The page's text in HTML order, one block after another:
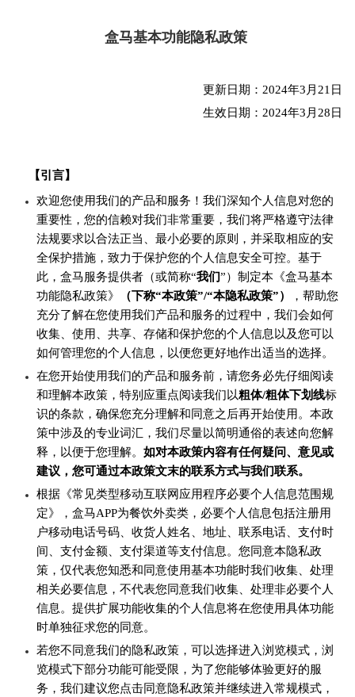
盒马基本功能隐私政策
更新日期：2024年3月21日
生效日期：2024年3月28日
【引言】
欢迎您使用我们的产品和服务！我们深知个人信息对您的
重要性，您的信赖对我们非常重要，我们将严格遵守法律
法规要求以合法正当、最小必要的原则，并采取相应的安
全保护措施，致力于保护您的个人信息安全可控。基于
此，盒马服务提供者（或简称“我们”）制定本《盒马基本
功能隐私政策》
（下称“本政策”/“本隐私政策”）
，帮助您
充分了解在您使用我们产品和服务的过程中，我们会如何
收集、使用、共享、存储和保护您的个人信息以及您可以
如何管理您的个人信息，以便您更好地作出适当的选择。
在您开始使用我们的产品和服务前，请您务必先仔细阅读
和理解本政策，特别应重点阅读我们以粗体/粗体下划线标
识的条款，确保您充分理解和同意之后再开始使用。本政
策中涉及的专业词汇，我们尽量以简明通俗的表述向您解
释，以便于您理解。 如对本政策内容有任何疑问、意见或
建议，您可通过本政策文末的联系方式与我们联系。
根据《常见类型移动互联网应用程序必要个人信息范围规
定》，盒马APP为餐饮外卖类，必要个人信息包括注册用
户移动电话号码、收货人姓名、地址、联系电话、支付时
间、支付金额、支付渠道等支付信息。您同意本隐私政
策，仅代表您知悉和同意使用基本功能时我们收集、处理
相关必要信息，不代表您同意我们收集、处理非必要个人
信息。提供扩展功能收集的个人信息将在您使用具体功能
时单独征求您的同意。
若您不同意我们的隐私政策，可以选择进入浏览模式，浏
览模式下部分功能可能受限，为了您能够体验更好的服
务，我们建议您点击同意隐私政策并继续进入常规模式，